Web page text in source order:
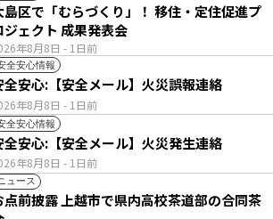
年8月8日 - 1日前
島区で「むらづくり」！ 移住・定住促進プ
ジェクト 成果発表会
全安心情報
年8月8日 - 1日前
全安心:【安全メール】火災誤報連絡
全安心情報
年8月8日 - 1日前
全安心:【安全メール】火災発生連絡
ュース
点前披露 上越市で県内高校茶道部の合同茶